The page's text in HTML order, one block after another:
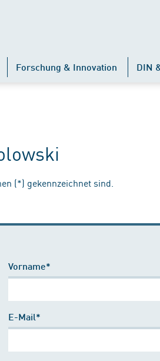
Forschung & Innovation DIN
(*) gekennzeichnet sind.
Vorname*
E-Mail*